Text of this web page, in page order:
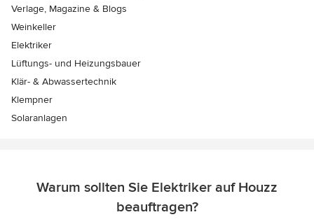
Verlage, Magazine & Blogs
Weinkeller
Elektriker
Lüftungs- und Heizungsbauer
Klär- & Abwassertechnik
Klempner
Solaranlagen
Warum sollten Sie Elektriker auf Houzz
beauftragen?